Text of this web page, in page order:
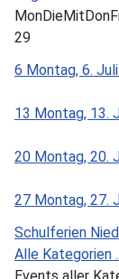
MonDieMitDon
29
6 Montag, 6.
13 Montag, 13.
20 Montag, 20.
27 Montag, 27.
Schulferien
Alle Kategorien